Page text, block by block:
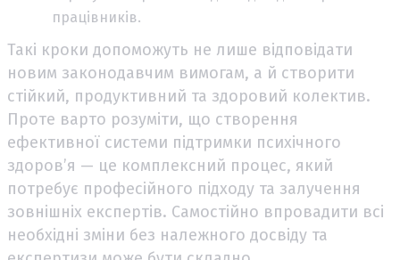
працівників.
Такі кроки допоможуть не лише відповідати
новим законодавчим вимогам, а й створити
стійкий, продуктивний та здоровий колектив.
Проте варто розуміти, що створення
ефективної системи підтримки психічного
здоров’я — це комплексний процес, який
потребує професійного підходу та залучення
зовнішніх експертів. Самостійно впровадити всі
необхідні зміни без належного досвіду та